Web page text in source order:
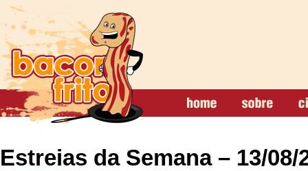
Estreias da Semana – 13/08/